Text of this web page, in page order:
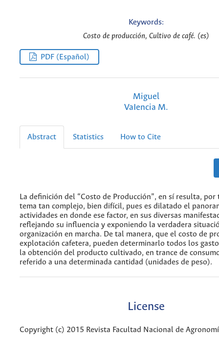
Keywords:
Costo de producción, Cultivo de café. (es)
PDF (Español)
Miguel
VaIencia M.
Abstract Statistics How to Cite
La definición del “Costo de Producción”, en sí resulta,
tema tan complejo, bien difícil, pues es dilatado el
actividades en donde ese factor, en sus diversas
reflejando su influencia y exponiendo la verdadera
organización en marcha. De tal manera, que el costo de
explotación cafetera, pueden determinarlo todos los
la obtención del producto cultivado, en trance de
referido a una determinada cantidad (unidades de peso).
License
Copyright (c) 2015 Revista Facultad Nacional de